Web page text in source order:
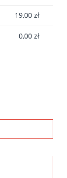
19,00 zł
0,00 zł